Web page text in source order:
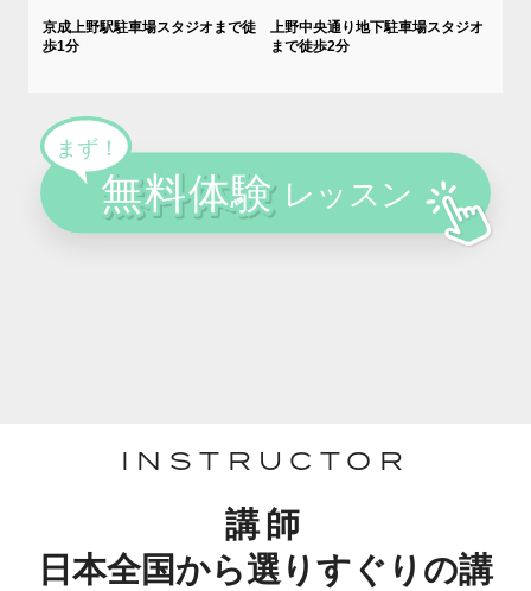
京成上野駅駐車場スタジオまで徒
歩1分
上野中央通り地下駐車場スタジオ
まで徒歩2分
INSTRUCTOR
講師
日本全国から選りすぐりの講